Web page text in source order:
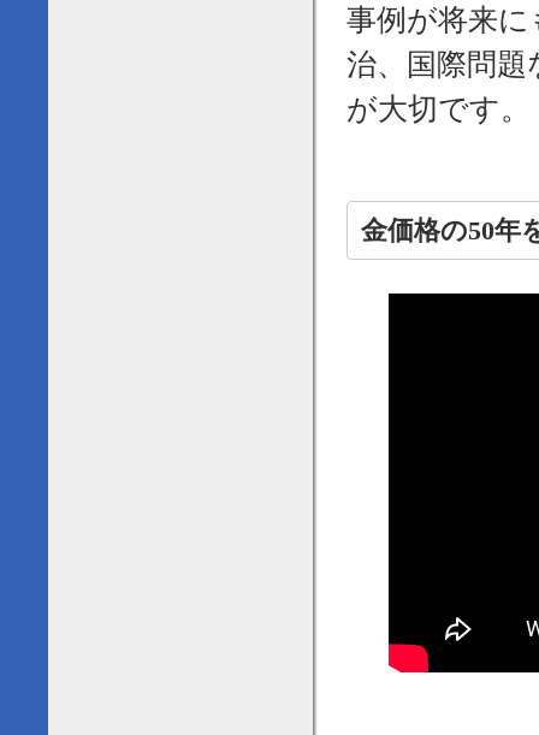
事例が将来
治、国際問
が大切です。
金価格の50年